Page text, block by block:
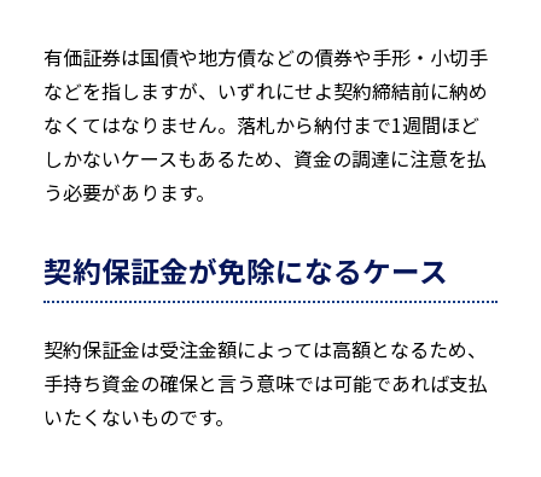
有価証券は国債や地方債などの債券や手形・小切手
などを指しますが、いずれにせよ契約締結前に納め
なくてはなりません。落札から納付まで1週間ほど
しかないケースもあるため、資金の調達に注意を払
う必要があります。
契約保証金が免除になるケース
契約保証金は受注金額によっては高額となるため、
手持ち資金の確保と言う意味では可能であれば支払
いたくないものです。